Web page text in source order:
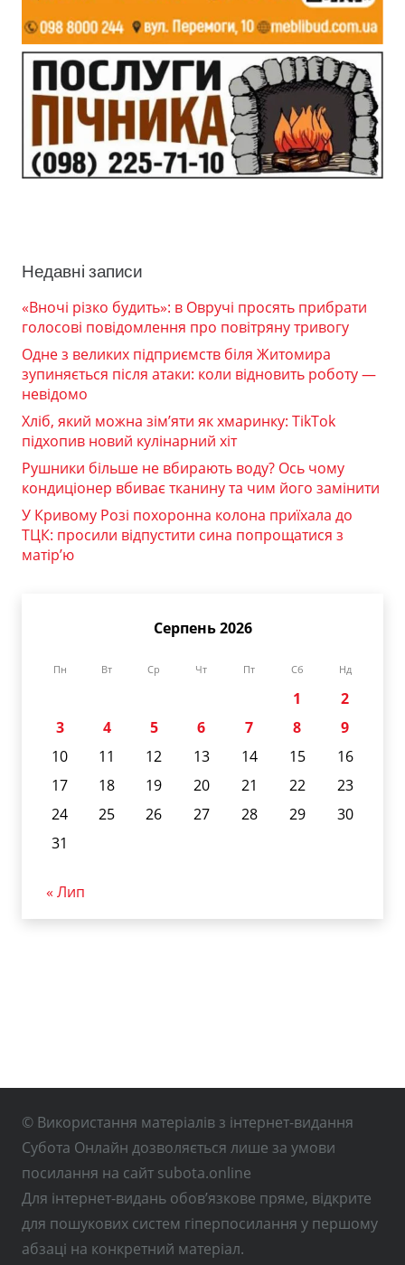
Недавні записи
«Вночі різко будить»: в Овручі просять прибрати
голосові повідомлення про повітряну тривогу
Одне з великих підприємств біля Житомира
зупиняється після атаки: коли відновить роботу —
невідомо
Хліб, який можна зім’яти як хмаринку: TikTok
підхопив новий кулінарний хіт
Рушники більше не вбирають воду? Ось чому
кондиціонер вбиває тканину та чим його замінити
У Кривому Розі похоронна колона приїхала до
ТЦК: просили відпустити сина попрощатися з
матір’ю
Серпень 2026
Пн Вт Ср Чт Пт Сб Нд
1
2
3
4 5 6 7 8
9
10
11 12 13 14 15
16
17
18 19 20 21 22
23
24
25 26 27 28 29
30
31
« Лип
© Використання матеріалів з інтернет-видання
Субота Онлайн дозволяється лише за умови
посилання на сайт subota.online
Для інтернет-видань обов’язкове пряме, відкрите
для пошукових систем гіперпосилання у першому
абзаці на конкретний матеріал.